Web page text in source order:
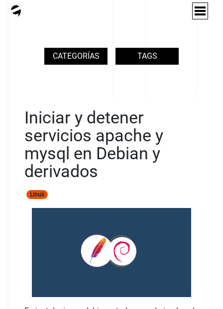
CATEGORÍAS TAGS
Iniciar y detener
servicios apache y
mysql en Debian y
derivados
Linux